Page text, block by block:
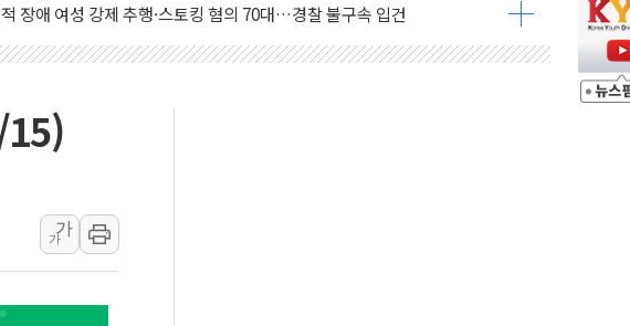
원, 카카오뱅크와 계좌 제휴 1년 연장 유력
탓하며 배상 피하던 통신 3사…공정위에서 제동
로대 하락 마감한 SK하이닉스
대 하락 마감한 코스피
상반기 역대 최대매출…중간배당금 2000원으로 상향
이루트, 글로벌 리테일 박람회서 신규 채널 확보
스핌 뉴스레터 Today ANDA] 8월 6일
공항 여객터미널, 대형 미디어아트로 다채로운 볼거리 제공
15)
가
가